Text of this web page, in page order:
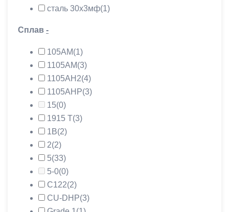
сталь 30х3мф(1)
Сплав -
105АМ(1)
1105АМ(3)
1105АН2(4)
1105АНР(3)
15(0)
1915 Т(3)
1В(2)
2(2)
5(33)
5-0(0)
C122(2)
CU-DHP(3)